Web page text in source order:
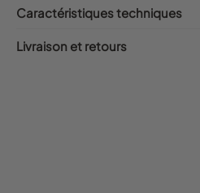
Caractéristiques techniques
Livraison et retours